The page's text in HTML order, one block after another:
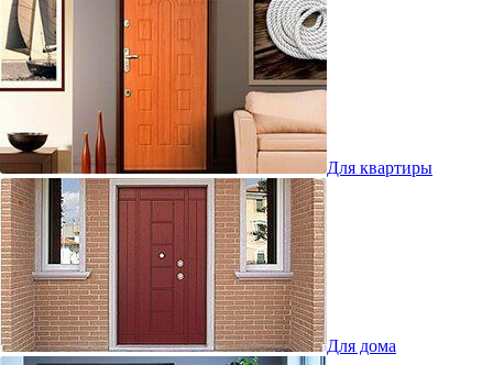
Для квартиры
Для дома